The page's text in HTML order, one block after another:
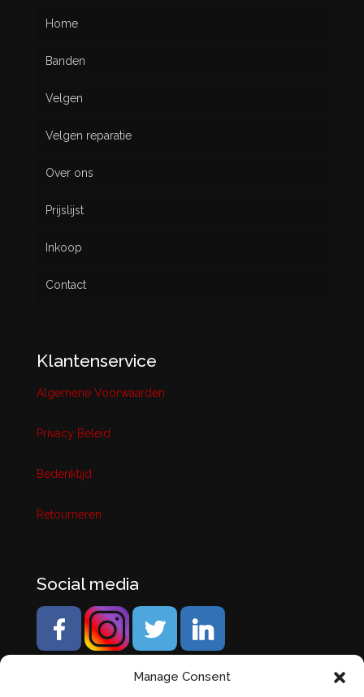
Manage Consent
Home
Banden
Nieuw
Gebruikt
Velgen
Velgen reparatie
Over ons
Prijslijst
Inkoop
Contact
Klantenservice
Algemene Voorwaarden
Privacy Beleid
Bedenktijd
Retourneren
Social media